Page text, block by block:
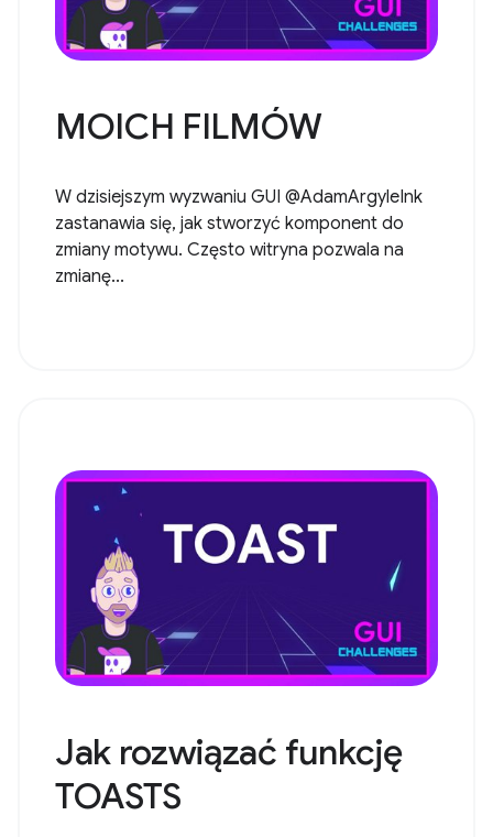
MOICH FILMÓW
W dzisiejszym wyzwaniu GUI @AdamArgyleInk
zastanawia się, jak stworzyć komponent do
zmiany motywu. Często witryna pozwala na
zmianę...
Jak rozwiązać funkcję
TOASTS